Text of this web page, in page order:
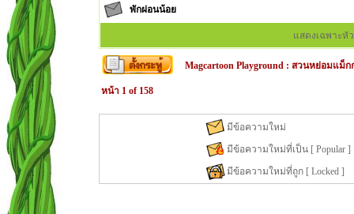
พักผ่อนน้อย
แสดงเฉพาะหั
Magcartoon Playground : สวนหย่อมแม็ก
หน้า 1 of 158
มีข้อความใหม่
มีข้อความใหม่ที่เป็น [ Popular ]
มีข้อความใหม่ที่ถูก [ Locked ]